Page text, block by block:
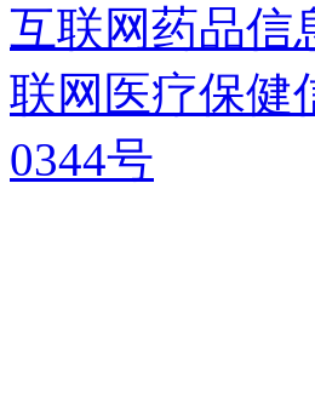
互联网药品信
联网医疗保健
0344号